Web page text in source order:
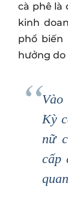
cà phê là
kinh
phổ biến
hưởng do
Kỳ
nữ
cấp